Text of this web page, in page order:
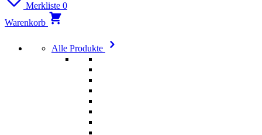
Merkliste 0
Warenkorb
Alle Produkte